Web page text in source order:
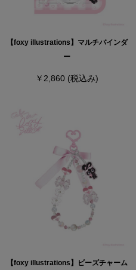
【foxy illustrations】マルチバインダ
ー
￥2,860 (税込み)
【foxy illustrations】ビーズチャーム